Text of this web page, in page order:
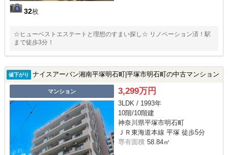
32枚
☆ヒューベストエステートと理想のすまい探し☆ リノベーション済！駅
まで徒歩3分！
値下がり ナイスアーバン湘南平塚明石町|平塚市明石町の中古マンション
マンション 3,299万円
3LDK / 1993年
10階/10階建
神奈川県平塚市明石町
ＪＲ東海道本線 平塚 徒歩5分
専有面積 58.84㎡